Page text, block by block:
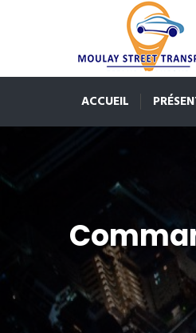
ACCUEIL